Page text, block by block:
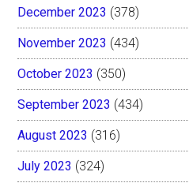
December 2023 (378)
November 2023 (434)
October 2023 (350)
September 2023 (434)
August 2023 (316)
July 2023 (324)